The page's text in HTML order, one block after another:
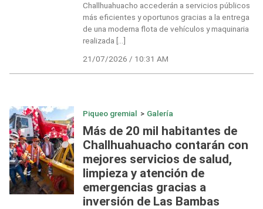
Challhuahuacho accederán a servicios públicos
más eficientes y oportunos gracias a la entrega
de una moderna flota de vehículos y maquinaria
realizada […]
21/07/2026 / 10:31 AM
Piqueo gremial > Galería
Más de 20 mil habitantes de
Challhuahuacho contarán con
mejores servicios de salud,
limpieza y atención de
emergencias gracias a
inversión de Las Bambas